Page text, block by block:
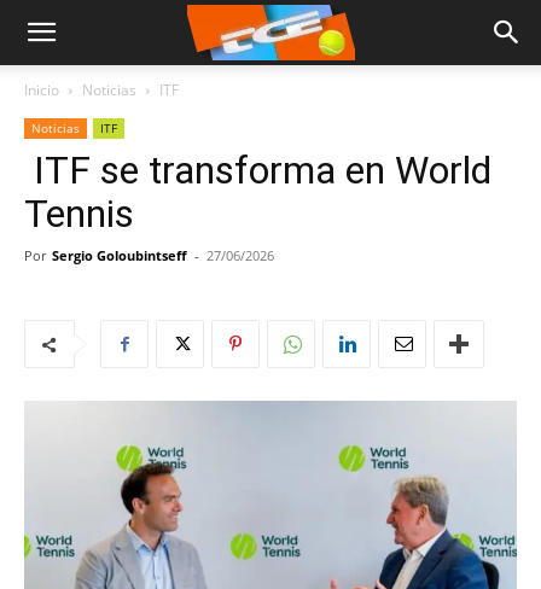
Inicio Noticias ITF
Noticias ITF
ITF se transforma en World
Tennis
Por Sergio Goloubintseff - 27/06/2026